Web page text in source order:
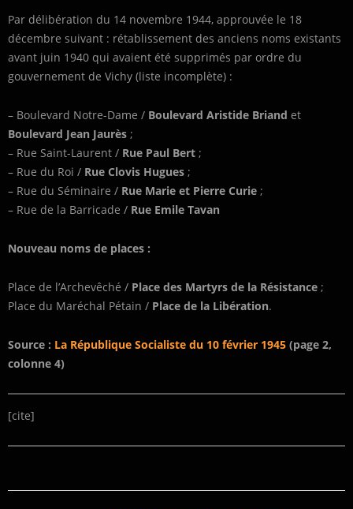
Par délibération du 14 novembre 1944, approuvée le 18
décembre suivant : rétablissement des anciens noms existants
avant juin 1940 qui avaient été supprimés par ordre du
gouvernement de Vichy (liste incomplète) :
– Boulevard Notre-Dame / Boulevard Aristide Briand et
Boulevard Jean Jaurès ;
– Rue Saint-Laurent / Rue Paul Bert ;
– Rue du Roi / Rue Clovis Hugues ;
– Rue du Séminaire / Rue Marie et Pierre Curie ;
– Rue de la Barricade / Rue Emile Tavan
Nouveau noms de places :
Place de l’Archevêché / Place des Martyrs de la Résistance ;
Place du Maréchal Pétain / Place de la Libération.
Source : La République Socialiste du 10 février 1945 (page 2,
colonne 4)
[cite]